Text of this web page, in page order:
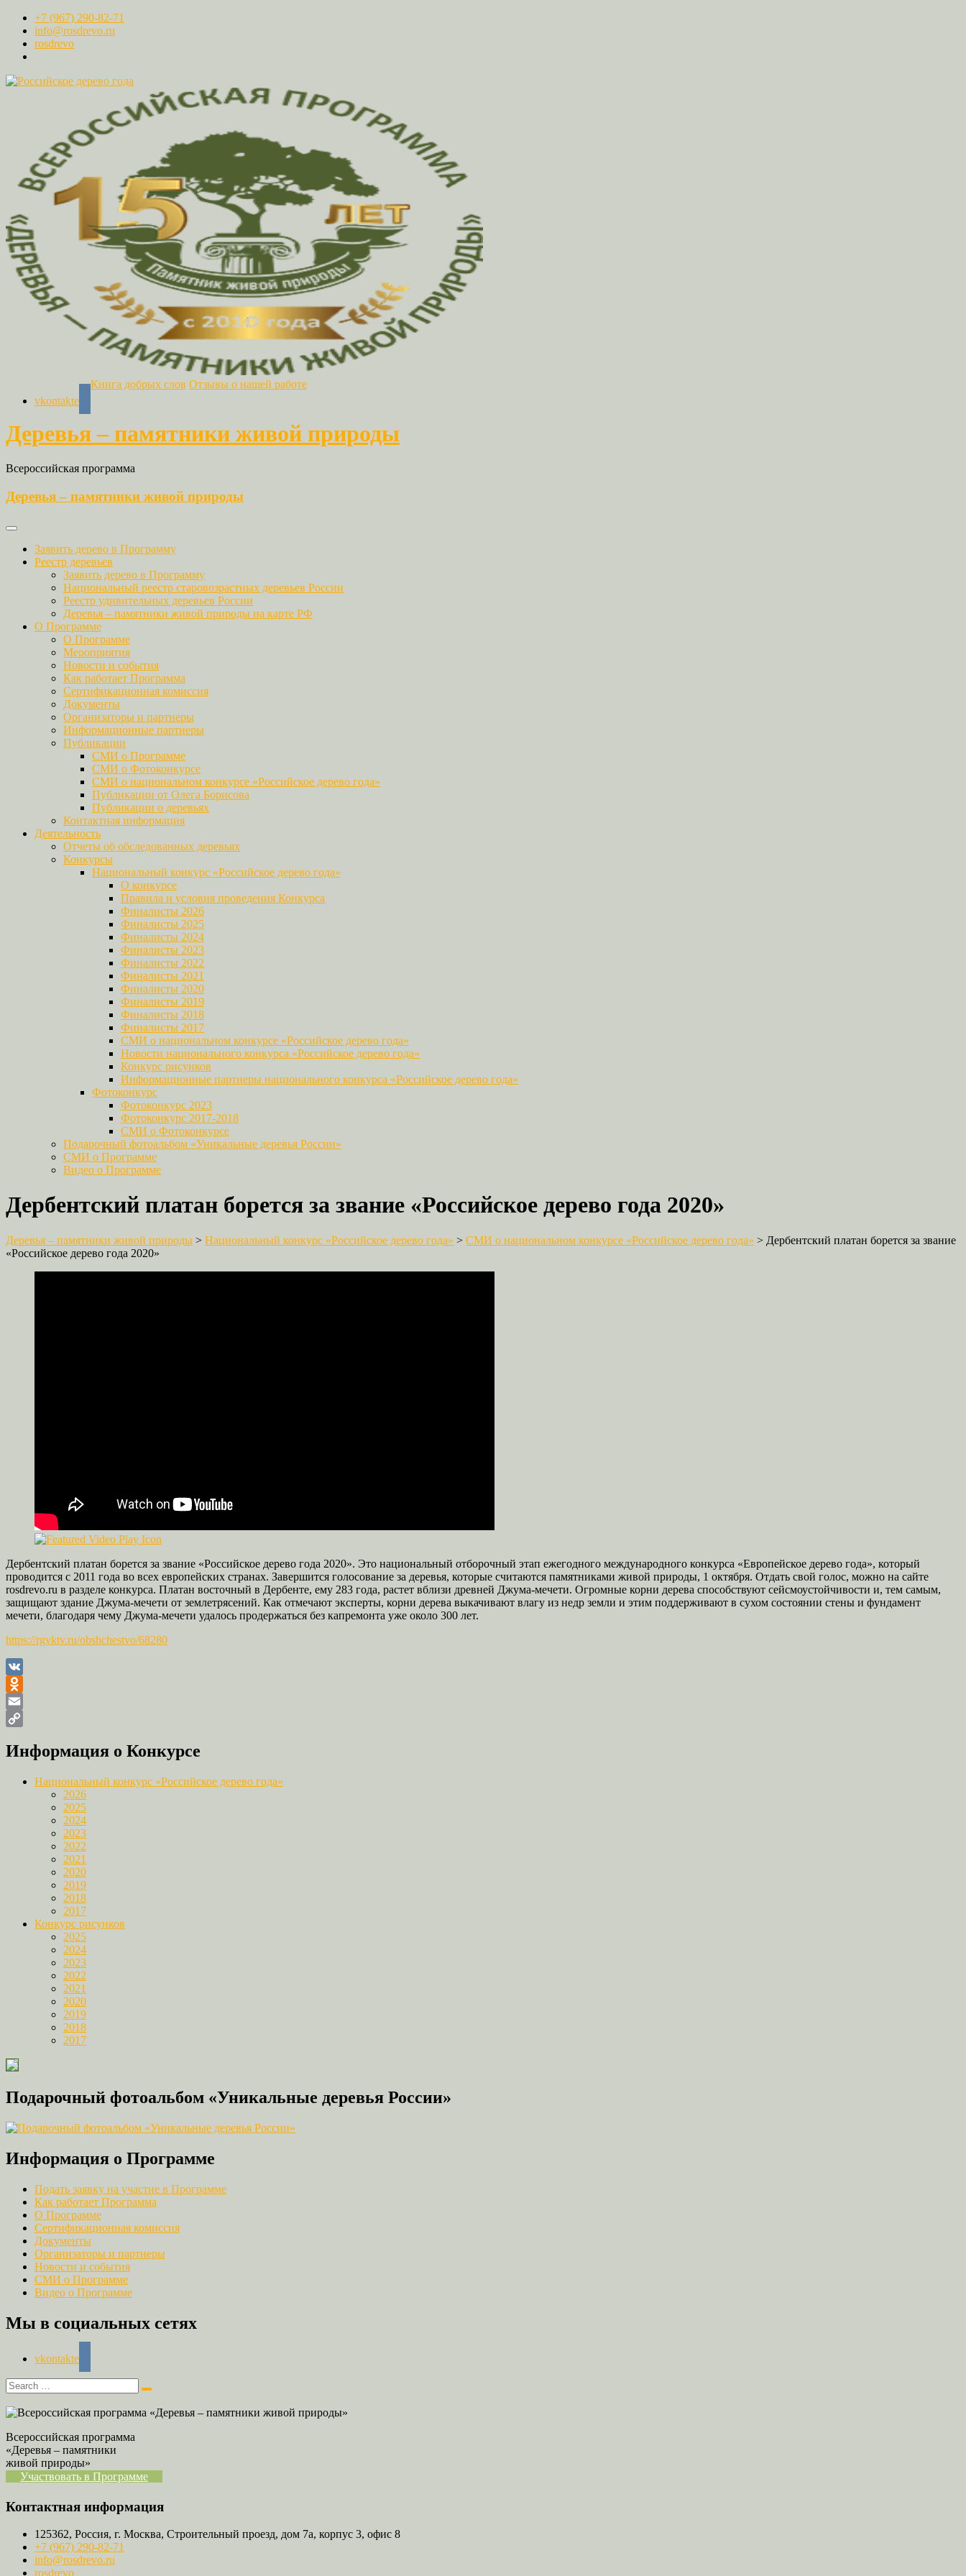
+7 (967) 290-82-71
info@rosdrevo.ru
rosdrevo
vkontakte
Книга добрых слов Отзывы о нашей работе
Деревья – памятники живой природы
Всероссийская программа
Деревья – памятники живой природы
Заявить дерево в Программу
Реестр деревьев
Заявить дерево в Программу
Национальный реестр старовозрастных деревьев России
Реестр удивительных деревьев России
Деревья – памятники живой природы на карте РФ
О Программе
О Программе
Мероприятия
Новости и события
Как работает Программа
Сертификационная комиссия
Документы
Организаторы и партнеры
Информационные партнеры
Публикации
СМИ о Программе
СМИ о Фотоконкурсе
СМИ о национальном конкурсе «Российское дерево года»
Публикации от Олега Борисова
Публикации о деревьях
Контактная информация
Деятельность
Отчеты об обследованных деревьях
Конкурсы
Национальный конкурс «Российское дерево года»
О конкурсе
Правила и условия проведения Конкурса
Финалисты 2026
Финалисты 2025
Финалисты 2024
Финалисты 2023
Финалисты 2022
Финалисты 2021
Финалисты 2020
Финалисты 2019
Финалисты 2018
Финалисты 2017
СМИ о национальном конкурсе «Российское дерево года»
Новости национального конкурса «Российское дерево года»
Конкурс рисунков
Информационные партнеры национального конкурса «Российское дерево года»
Фотоконкурс
Фотоконкурс 2023
Фотоконкурс 2017-2018
СМИ о Фотоконкурсе
Подарочный фотоальбом «Уникальные деревья России»
СМИ о Программе
Видео о Программе
Дербентский платан борется за звание «Российское дерево года 2020»
Деревья – памятники живой природы > Национальный конкурс «Российское дерево года» > СМИ о национальном конкурсе «Российское дерево года» > Дербентский платан борется за звание
«Российское дерево года 2020»
Дербентский платан борется за звание «Российское дерево года 2020». Это национальный отборочный этап ежегодного международного конкурса «Европейское дерево года», который
проводится с 2011 года во всех европейских странах. Завершится голосование за деревья, которые считаются памятниками живой природы, 1 октября. Отдать свой голос, можно на сайте
rosdrevo.ru в разделе конкурса. Платан восточный в Дербенте, ему 283 года, растет вблизи древней Джума-мечети. Огромные корни дерева способствуют сейсмоустойчивости и, тем самым,
защищают здание Джума-мечети от землетрясений. Как отмечают эксперты, корни дерева выкачивают влагу из недр земли и этим поддерживают в сухом состоянии стены и фундамент
мечети, благодаря чему Джума-мечети удалось продержаться без капремонта уже около 300 лет.
https://rgvktv.ru/obshchestvo/68280
VK
Odnoklassniki
Email
Link
Информация о Конкурсе
Национальный конкурс «Российское дерево года»
2026
2025
2024
2023
2022
2021
2020
2019
2018
2017
Конкурс рисунков
2025
2024
2023
2022
2021
2020
2019
2018
2017
Подарочный фотоальбом «Уникальные деревья России»
Информация о Программе
Подать заявку на участие в Программе
Как работает Программа
О Программе
Сертификационная комиссия
Документы
Организаторы и партнеры
Новости и события
СМИ о Программе
Видео о Программе
Мы в социальных сетях
vkontakte
Всероссийская программа
«Деревья – памятники
живой природы»
Участвовать в Программе
Контактная информация
125362, Россия, г. Москва, Строительный проезд, дом 7а, корпус 3, офис 8
+7 (967) 290-82-71
info@rosdrevo.ru
rosdrevo